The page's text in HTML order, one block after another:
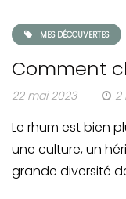
MES DÉCOUVERTES
Comment
22 mai 2023 2
Le rhum est bien
une culture, un
grande diversité